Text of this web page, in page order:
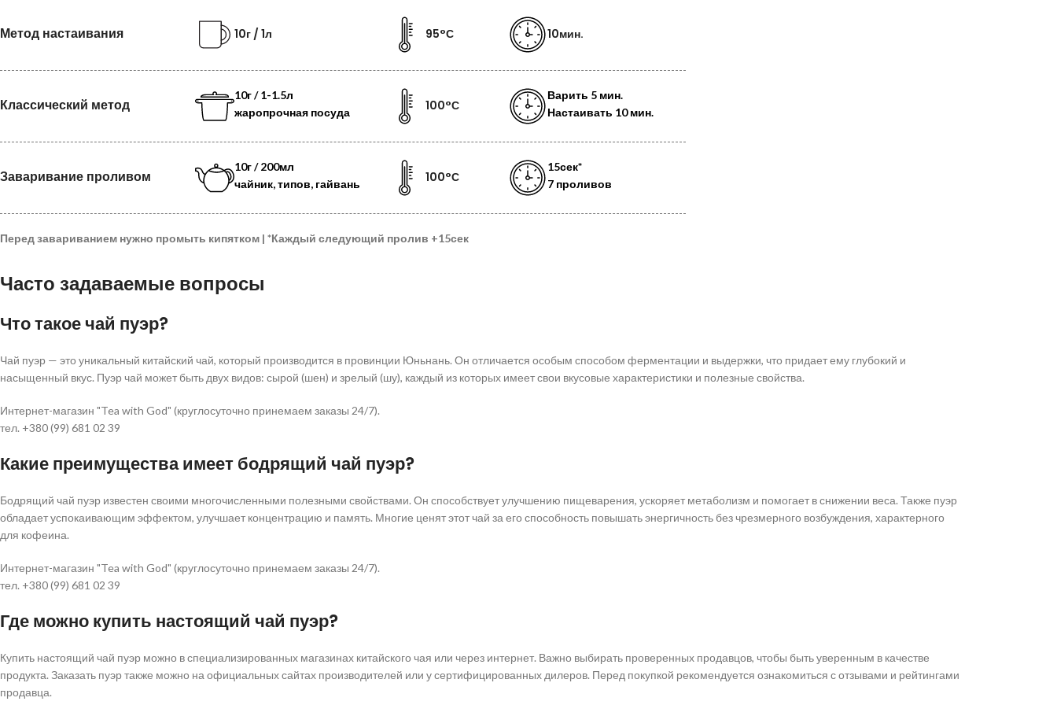
Метод настаивания 10г / 1л 95°С 10мин.
Классический метод
10г / 1-1.5л
жаропрочная посуда
100°С
Варить 5 мин.
Настаивать 10 мин.
Заваривание проливом
10г / 200мл
чайник, типов, гайвань
100°С
15сек*
7 проливов
Перед завариванием нужно промыть кипятком | *Каждый следующий пролив +15сек
Часто задаваемые вопросы
Что такое чай пуэр?
Чай пуэр — это уникальный китайский чай, который производится в провинции Юньнань. Он отличается особым способом ферментации и выдержки, что придает ему глубокий и
насыщенный вкус. Пуэр чай может быть двух видов: сырой (шен) и зрелый (шу), каждый из которых имеет свои вкусовые характеристики и полезные свойства.
Интернет-магазин "Tea with God" (круглосуточно принемаем заказы 24/7).
тел. +380 (99) 681 02 39
Какие преимущества имеет бодрящий чай пуэр?
Бодрящий чай пуэр известен своими многочисленными полезными свойствами. Он способствует улучшению пищеварения, ускоряет метаболизм и помогает в снижении веса. Также пуэр
обладает успокаивающим эффектом, улучшает концентрацию и память. Многие ценят этот чай за его способность повышать энергичность без чрезмерного возбуждения, характерного
для кофеина.
Интернет-магазин "Tea with God" (круглосуточно принемаем заказы 24/7).
тел. +380 (99) 681 02 39
Где можно купить настоящий чай пуэр?
Купить настоящий чай пуэр можно в специализированных магазинах китайского чая или через интернет. Важно выбирать проверенных продавцов, чтобы быть уверенным в качестве
продукта. Заказать пуэр также можно на официальных сайтах производителей или у сертифицированных дилеров. Перед покупкой рекомендуется ознакомиться с отзывами и рейтингами
продавца.